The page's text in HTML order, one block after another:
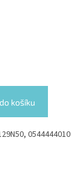
košíku
0544444010